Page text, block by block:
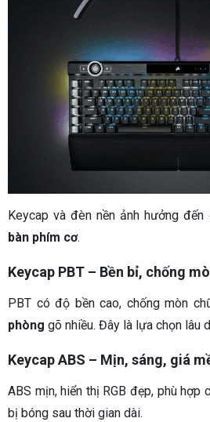
Keycap và đèn nền ảnh hưởng
bàn phím cơ.
Keycap PBT – Bền bỉ, chống
PBT có độ bền cao, chống mòn
phòng gõ nhiều. Đây là lựa chọn lâu
Keycap ABS – Mịn, sáng, giá
ABS mịn, hiển thị RGB đẹp, phù hợp
bị bóng sau thời gian dài.